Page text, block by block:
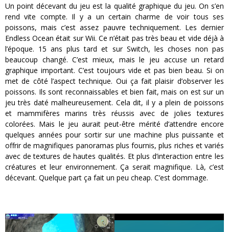
Un point décevant du jeu est la qualité graphique du jeu. On s’en
rend vite compte. Il y a un certain charme de voir tous ses
poissons, mais c’est assez pauvre techniquement. Les dernier
Endless Ocean était sur Wii. Ce n’était pas très beau et vide déjà à
l’époque. 15 ans plus tard et sur Switch, les choses non pas
beaucoup changé. C’est mieux, mais le jeu accuse un retard
graphique important. C’est toujours vide et pas bien beau. Si on
met de côté l’aspect technique. Oui ça fait plaisir d’observer les
poissons. Ils sont reconnaissables et bien fait, mais on est sur un
jeu très daté malheureusement. Cela dit, il y a plein de poissons
et mammifères marins très réussis avec de jolies textures
colorées. Mais le jeu aurait peut-être mérité d’attendre encore
quelques années pour sortir sur une machine plus puissante et
offrir de magnifiques panoramas plus fournis, plus riches et variés
avec de textures de hautes qualités. Et plus d’interaction entre les
créatures et leur environnement. Ça serait magnifique. Là, c’est
décevant. Quelque part ça fait un peu cheap. C’est dommage.